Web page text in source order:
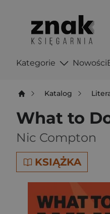
Kategorie Nowości
Katalog
What to
Nic Compton
KSIĄŻKA